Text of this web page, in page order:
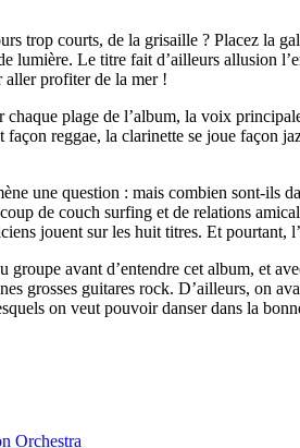
trop courts, de la grisaille ? Placez la
lumière. Le titre fait d’ailleurs allusion
aller profiter de la mer !
chaque plage de l’album, la voix
façon reggae, la clarinette se joue façon
une question : mais combien sont-ils
de couch surfing et de relations
jouent sur les huit titres. Et pourtant,
groupe avant d’entendre cet album, et
grosses guitares rock. D’ailleurs, on
on veut pouvoir danser dans la
Orchestra